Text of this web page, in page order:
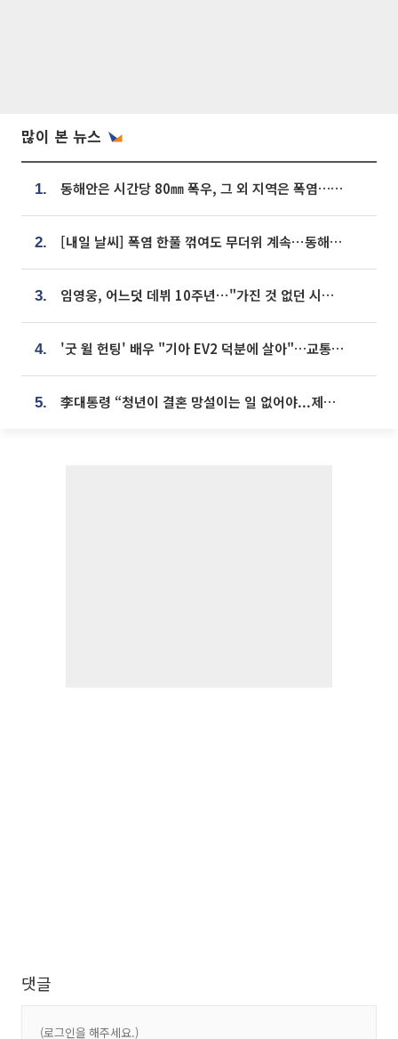
많이 본 뉴스
1. 동해안은 시간당 80㎜ 폭우, 그 외 지역은 폭염…‘극과 극 날씨’
2. [내일 날씨] 폭염 한풀 꺾여도 무더위 계속⋯동해안 이틀 연속 비
3. 임영웅, 어느덧 데뷔 10주년⋯"가진 것 없던 시절, 내 앞엔 20명의 팬뿐"
4. '굿 윌 헌팅' 배우 "기아 EV2 덕분에 살아"…교통사고 후 안전성 극찬
5. 李대통령 “청년이 결혼 망설이는 일 없어야...제도상 불이익 조사”
댓글